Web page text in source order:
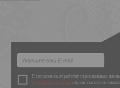
Я согласен на обработку персональных
условиями политики обработки